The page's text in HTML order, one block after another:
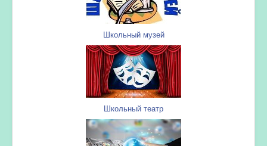
Школьный музей
Школьный театр